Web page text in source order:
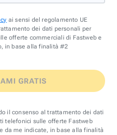
ai sensi del regolamento UE
dei dati personali per
offerte commerciali di Fastweb e
in base alla finalità #2
GRATIS
il consenso al trattamento dei dati
telefonici sulle offerte Fastweb
da me indicate, in base alla finalità